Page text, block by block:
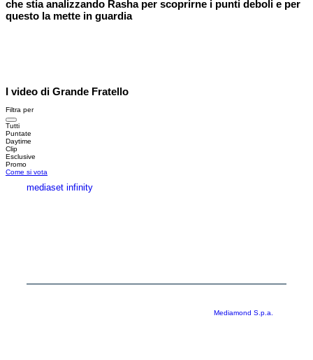
che stia analizzando Rasha per scoprirne i punti deboli e per
questo la mette in guardia
I video di Grande Fratello
Filtra per
Tutti
Puntate
Daytime
Clip
Esclusive
Promo
Come si vota
mediaset infinity
Mediamond S.p.a.